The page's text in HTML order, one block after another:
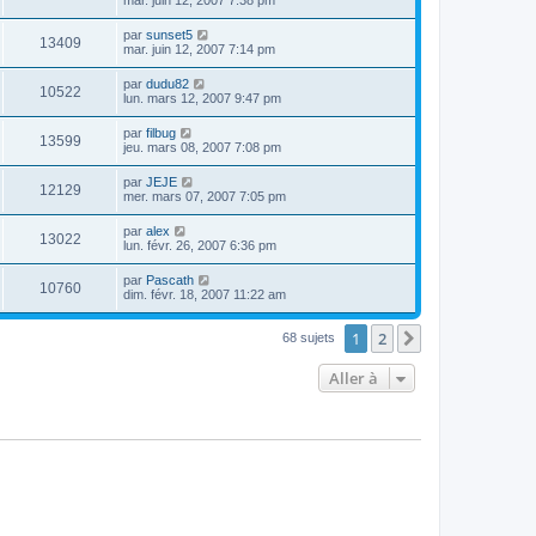
13409 par sunset5
mar. juin 12, 2007 7:14 pm
10522 par dudu82
lun. mars 12, 2007 9:47 pm
13599 par filbug
jeu. mars 08, 2007 7:08 pm
12129 par JEJE
mer. mars 07, 2007 7:05 pm
13022 par alex
lun. févr. 26, 2007 6:36 pm
10760 par Pascath
dim. févr. 18, 2007 11:22 am
68 sujets 1 2
Aller à